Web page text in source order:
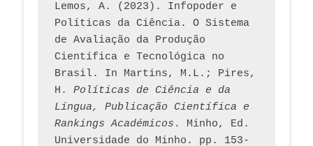
Lemos, A. (2023). Infopoder e
Políticas da Ciência. O Sistema
de Avaliação da Produção
Científica e Tecnológica no
Brasil. In Martins, M.L.; Pires,
H. Políticas de Ciência e da
Língua, Publicação Científica e
Rankings Académicos . Minho, Ed.
Universidade do Minho. pp. 153-